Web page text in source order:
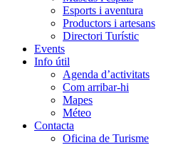
Esports i aventura
Productors i artesans
Directori Turístic
Events
Info útil
Agenda d’activitats
Com arribar-hi
Mapes
Méteo
Contacta
Oficina de Turisme